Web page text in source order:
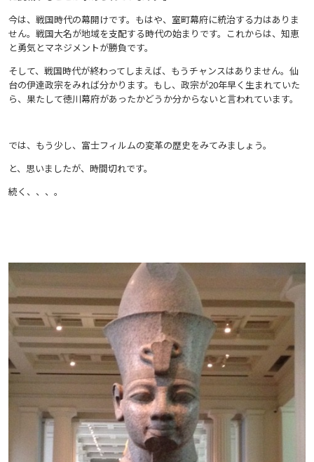
今は、戦国時代の幕開けです。もはや、室町幕府に統治する力はありま
せん。戦国大名が地域を支配する時代の始まりです。これからは、知恵
と勇気とマネジメントが勝負です。
そして、戦国時代が終わってしまえば、もうチャンスはありません。仙
台の伊達政宗をみれば分かります。もし、政宗が20年早く生まれていた
ら、果たして徳川幕府があったかどうか分からないと言われています。
では、もう少し、富士フィルムの変革の歴史をみてみましょう。
と、思いましたが、時間切れです。
続く、、、。